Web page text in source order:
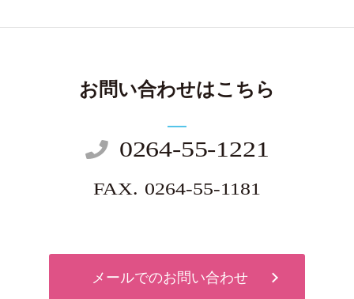
お問い合わせはこちら
0264-55-1221
FAX. 0264-55-1181
メールでのお問い合わせ